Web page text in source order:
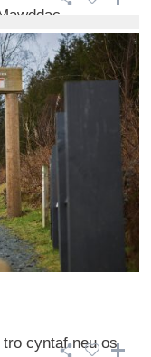
...
cyntaf neu os